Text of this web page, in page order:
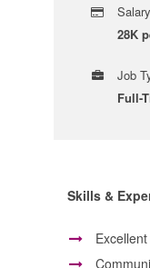
28K
Job
Full-
Skills &